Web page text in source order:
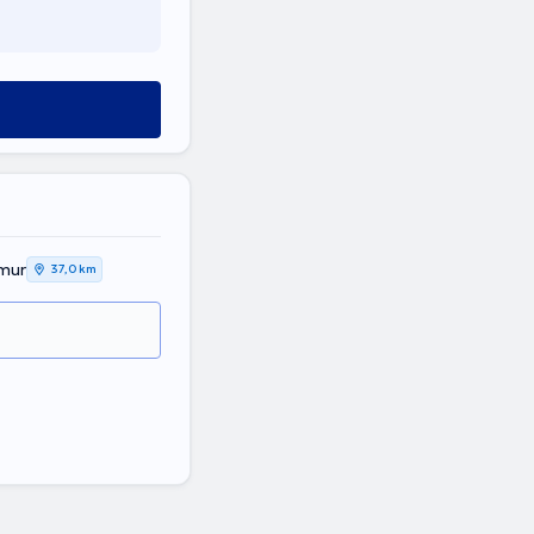
37,0 km